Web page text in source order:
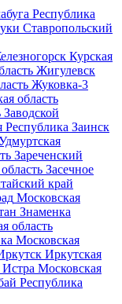
Республика
Ставропольский
Курская
Жигулевск
Жуковка-3
область
Заводской
Республика Заинск
Зареченский
Засечное
край
Московская
Знаменка
область
Московская
Иркутская
Истра Московская
Республика